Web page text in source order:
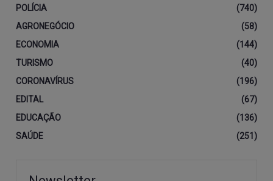
POLÍCIA
(740)
AGRONEGÓCIO
(58)
ECONOMIA
(144)
TURISMO
(40)
CORONAVÍRUS
(196)
EDITAL
(67)
EDUCAÇÃO
(136)
SAÚDE
(251)